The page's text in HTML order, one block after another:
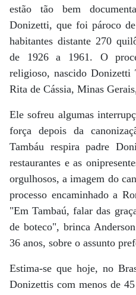
estão tão bem
Donizetti, que foi pároco
habitantes distante 270
de 1926 a 1961. O
religioso, nascido Donizetti
Rita de Cássia, Minas
Ele sofreu algumas
força depois da
Tambáu respira padre
restaurantes e as
orgulhosos, a imagem do
processo encaminhado a
"Em Tambaú, falar das
de boteco", brinca
36 anos, sobre o assunto
Estima-se que hoje, no
Donizettis com menos de